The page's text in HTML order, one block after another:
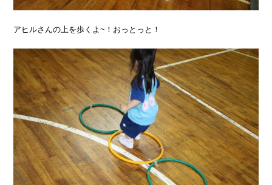
アヒルさんの上を歩くよ~！おっとっと！